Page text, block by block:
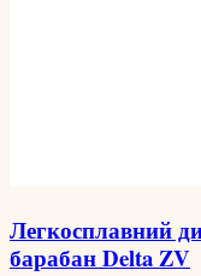
Легкосплавний
барабан Delta ZV